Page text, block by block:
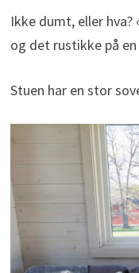
Ikke dumt, eller
og det rustikke på
Stuen har en stor